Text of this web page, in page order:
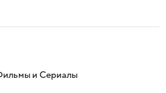
и Сериалы